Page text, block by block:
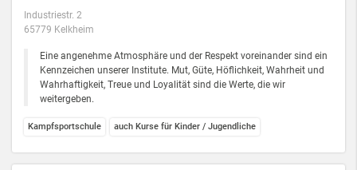
Industriestr. 2
65779 Kelkheim
Eine angenehme Atmosphäre und der Respekt voreinander sind ein
Kennzeichen unserer Institute. Mut, Güte, Höflichkeit, Wahrheit und
Wahrhaftigkeit, Treue und Loyalität sind die Werte, die wir
weitergeben.
Kampfsportschule auch Kurse für Kinder / Jugendliche